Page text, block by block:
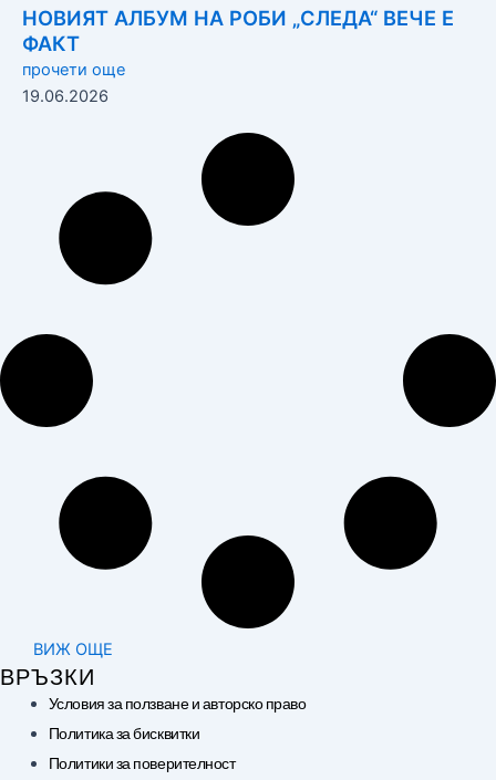
НОВИЯТ АЛБУМ НА РОБИ „СЛЕДА“ ВЕЧЕ Е
ФАКТ
прочети още
19.06.2026
ВИЖ ОЩЕ
ВРЪЗКИ
Условия за ползване и авторско право
Политика за бисквитки
Политики за поверителност